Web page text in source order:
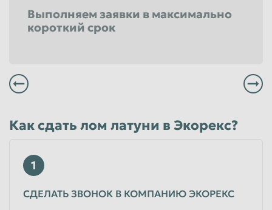
Выполняем заявки в максимально
короткий срок
Как сдать лом латуни в Экорекс?
1
СДЕЛАТЬ ЗВОНОК В КОМПАНИЮ ЭКОРЕКС